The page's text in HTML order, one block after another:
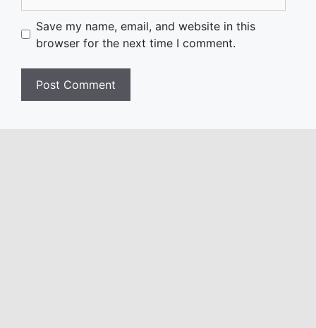
Save my name, email, and website in this
browser for the next time I comment.